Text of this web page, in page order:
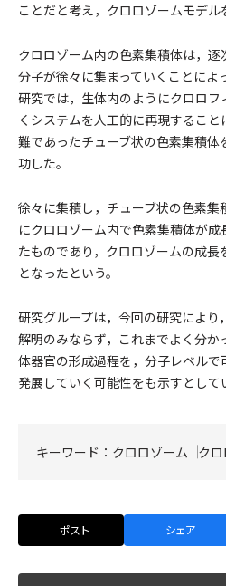
ことだと考え，クロロゾームモデル
クロロゾーム内の色素集積体は，
分子が徐々に集まっていくことによ
研究では，生体内のようにクロロ
くシステムを人工的に再現するこ
難であったチューブ状の色素集積
功した。
徐々に集積し，チューブ状の色素
にクロロゾーム内で色素集積体が
たものであり，クロロゾームの成
となったという。
研究グループは，今回の研究により
解明のみならず，これまでよく分
体器官の形成過程を，分子レベル
発展していく可能性をも示すとして
キーワード： クロロゾーム ク
ポスト シェア